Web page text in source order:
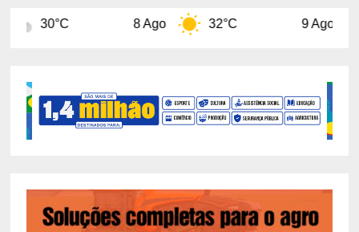
8 Ago 32°C 9 Ago 31°C